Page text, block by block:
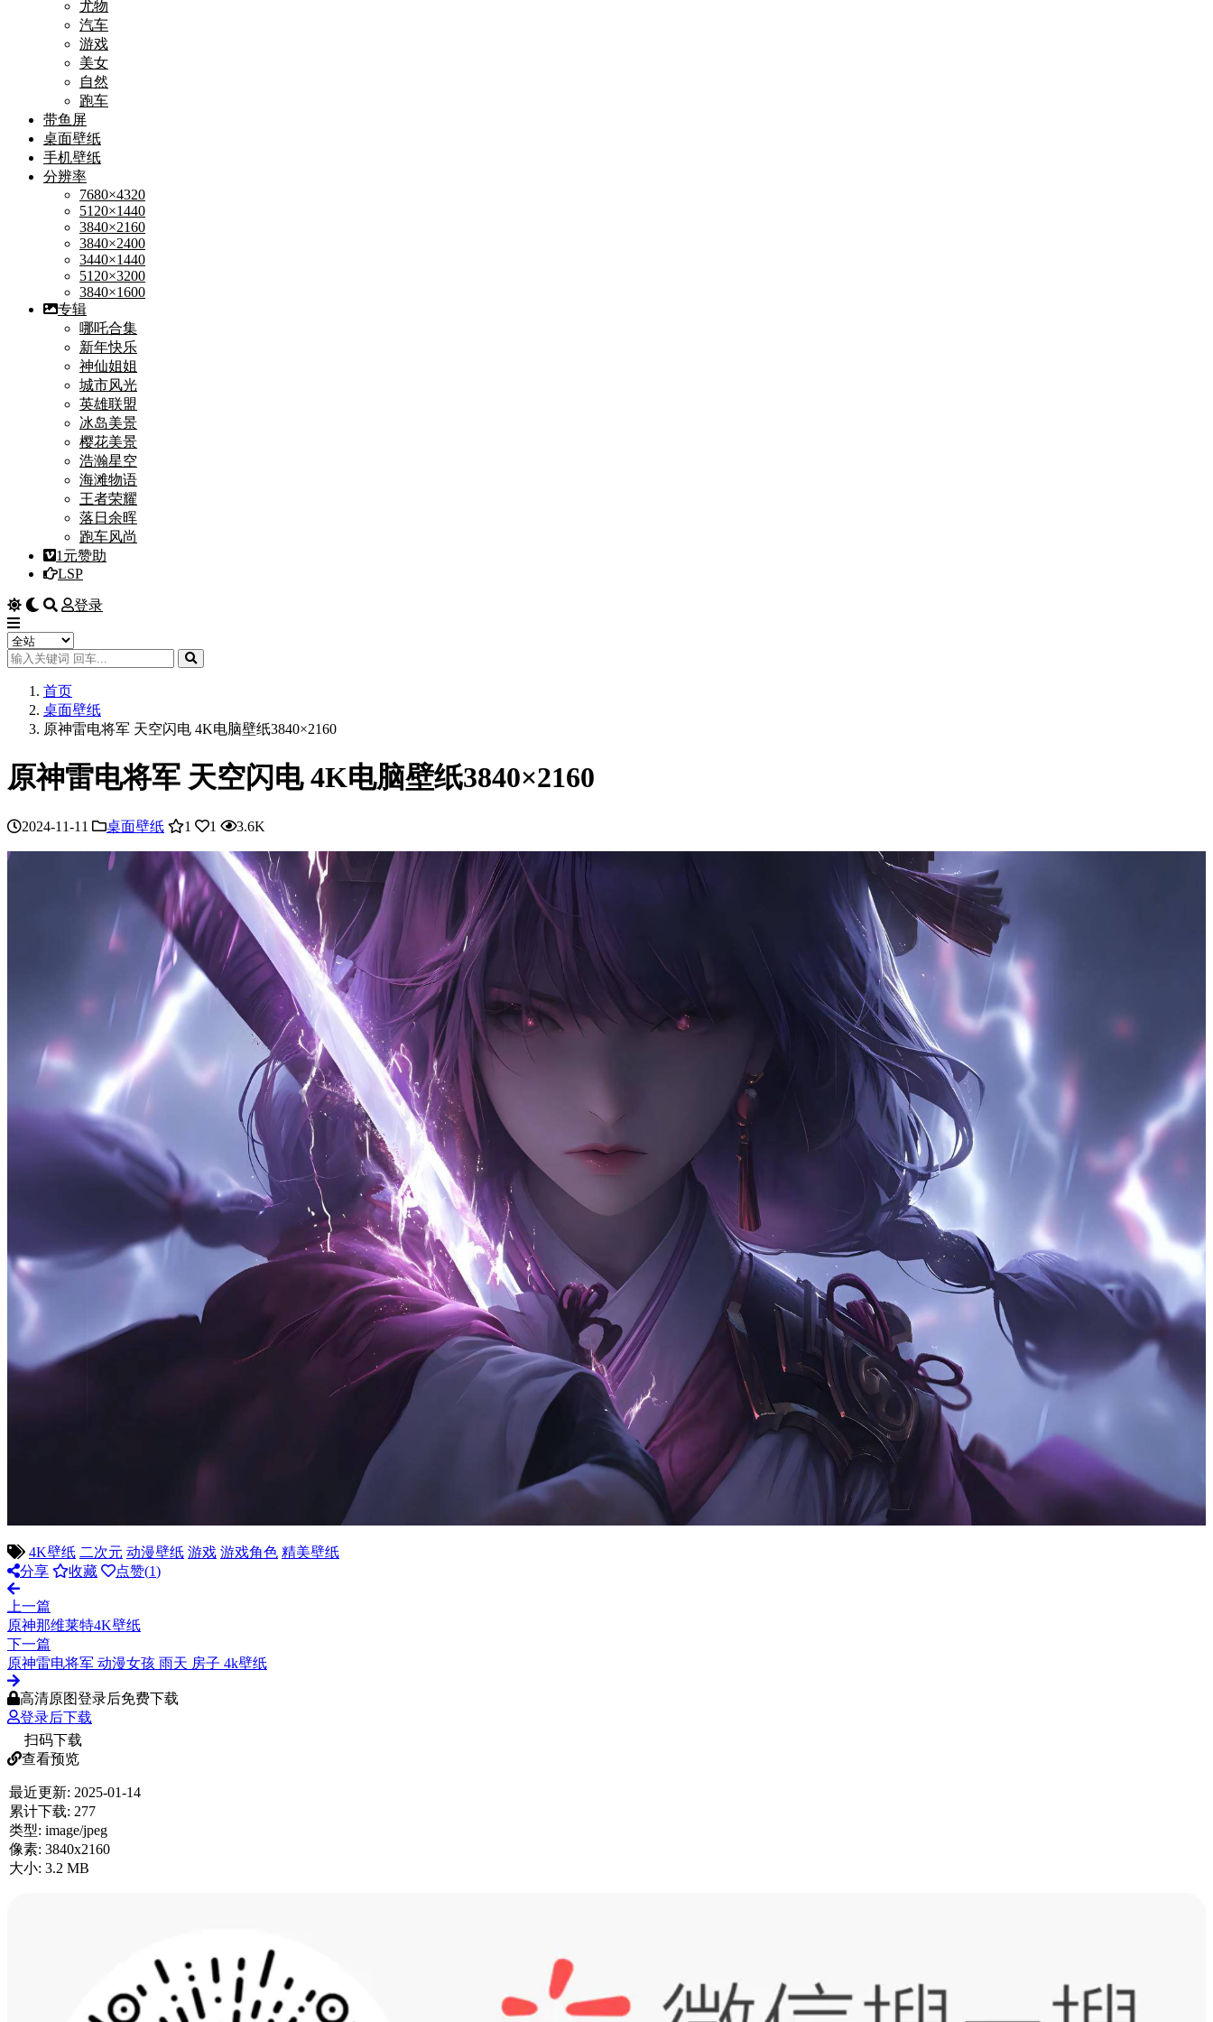
尤物
汽车
游戏
美女
自然
跑车
带鱼屏
桌面壁纸
手机壁纸
分辨率
7680×4320
5120×1440
3840×2160
3840×2400
3440×1440
5120×3200
3840×1600
专辑
哪吒合集
新年快乐
神仙姐姐
城市风光
英雄联盟
冰岛美景
樱花美景
浩瀚星空
海滩物语
王者荣耀
落日余晖
跑车风尚
1元赞助
LSP
登录
首页
桌面壁纸
原神雷电将军 天空闪电 4K电脑壁纸3840×2160
原神雷电将军 天空闪电 4K电脑壁纸3840×2160
2024-11-11 桌面壁纸 1 1 3.6K
4K壁纸 二次元 动漫壁纸 游戏 游戏角色 精美壁纸
分享
收藏 点赞(1)
上一篇
原神那维莱特4K壁纸
下一篇
原神雷电将军 动漫女孩 雨天 房子 4k壁纸
高清原图登录后免费下载
登录后下载
扫码下载
查看预览
最近更新: 2025-01-14
累计下载: 277
类型: image/jpeg
像素: 3840x2160
大小: 3.2 MB